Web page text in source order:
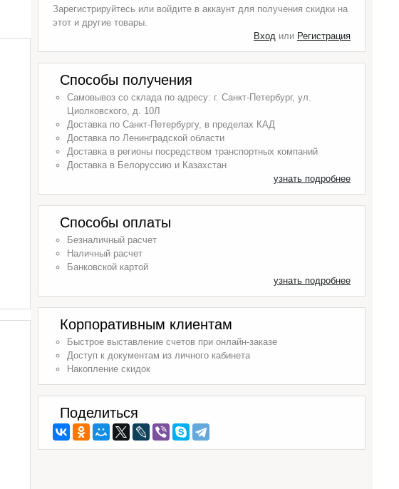
Зарегистрируйтесь или войдите в аккаунт для получения скидки на
этот и другие товары.
Вход или Регистрация
Способы получения
Самовывоз со склада по адресу: г. Санкт-Петербург, ул.
Циолковского, д. 10Л
Доставка по Санкт-Петербургу, в пределах КАД
Доставка по Ленинградской области
Доставка в регионы посредством транспортных компаний
Доставка в Белоруссию и Казахстан
узнать подробнее
Способы оплаты
Безналичный расчет
Наличный расчет
Банковской картой
узнать подробнее
Корпоративным клиентам
Быстрое выставление счетов при онлайн-заказе
Доступ к документам из личного кабинета
Накопление скидок
Поделиться